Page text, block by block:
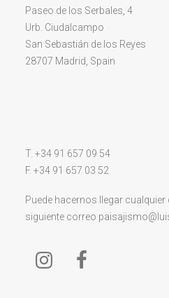
Paseo de los Serbales, 4
Urb. Ciudalcampo
San Sebastián de los Reyes
28707 Madrid, Spain
T. +34 91 657 09 54
F. +34 91 657 03 52
Puede hacernos llegar
siguiente correo